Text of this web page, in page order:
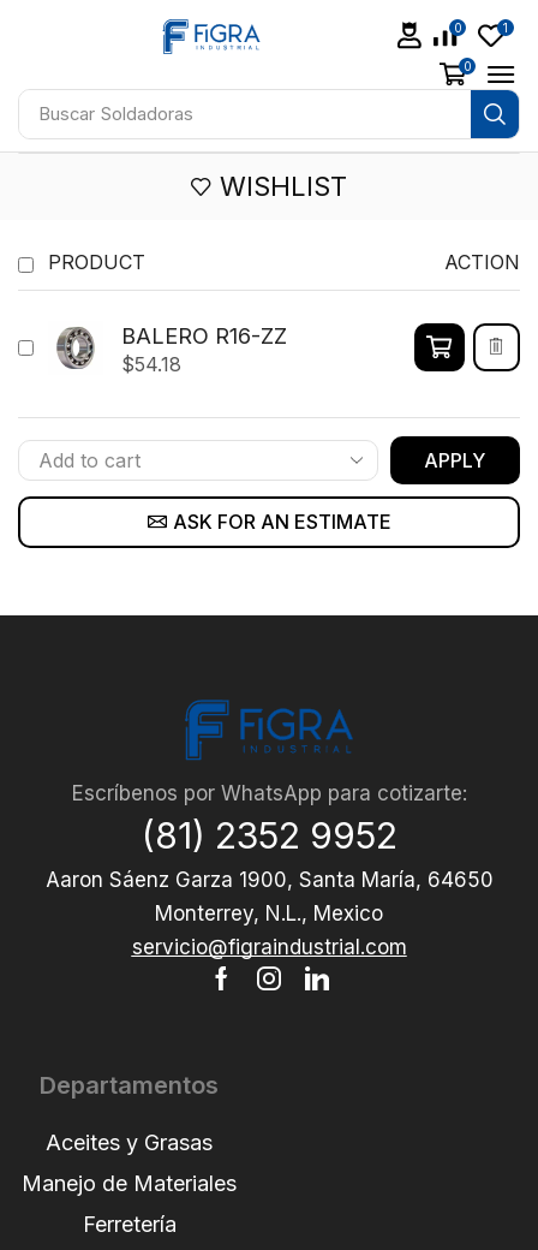
Buscar Aceites
0 1
0
WISHLIST
PRODUCT ACTION
BALERO R16-ZZ
$54.18
APPLY
ASK FOR AN ESTIMATE
Escríbenos por WhatsApp para cotizarte:
(81) 2352 9952
Aaron Sáenz Garza 1900, Santa María, 64650
Monterrey, N.L., Mexico
servicio@figraindustrial.com
Departamentos
Aceites y Grasas
Manejo de Materiales
Ferretería